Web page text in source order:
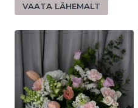
VAATA LÄHEMALT